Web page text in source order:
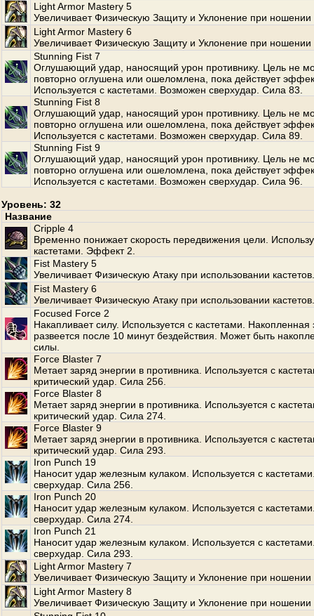
Light Armor Mastery 5
Увеличивает Физическую Защиту и Уклонение при ношении
Light Armor Mastery 6
Увеличивает Физическую Защиту и Уклонение при ношении
Stunning Fist 7
Оглушающий удар, наносящий урон противнику. Цель не
повторно оглушена или ошеломлена, пока действует
Используется с кастетами. Возможен сверхудар. Сила 83.
Stunning Fist 8
Оглушающий удар, наносящий урон противнику. Цель не
повторно оглушена или ошеломлена, пока действует
Используется с кастетами. Возможен сверхудар. Сила 89.
Stunning Fist 9
Оглушающий удар, наносящий урон противнику. Цель не
повторно оглушена или ошеломлена, пока действует
Используется с кастетами. Возможен сверхудар. Сила 96.
Уровень: 32
Название
Cripple 4
Временно понижает скорость передвижения цели.
кастетами. Эффект 2.
Fist Mastery 5
Увеличивает Физическую Атаку при использовании кастетов.
Fist Mastery 6
Увеличивает Физическую Атаку при использовании кастетов.
Focused Force 2
Накапливает силу. Используется с кастетами. Накопленная
развеется после 10 минут бездействия. Может быть
силы.
Force Blaster 7
Метает заряд энергии в противника. Используется с
критический удар. Сила 256.
Force Blaster 8
Метает заряд энергии в противника. Используется с
критический удар. Сила 274.
Force Blaster 9
Метает заряд энергии в противника. Используется с
критический удар. Сила 293.
Iron Punch 19
Наносит удар железным кулаком. Используется с
сверхудар. Сила 256.
Iron Punch 20
Наносит удар железным кулаком. Используется с
сверхудар. Сила 274.
Iron Punch 21
Наносит удар железным кулаком. Используется с
сверхудар. Сила 293.
Light Armor Mastery 7
Увеличивает Физическую Защиту и Уклонение при ношении
Light Armor Mastery 8
Увеличивает Физическую Защиту и Уклонение при ношении